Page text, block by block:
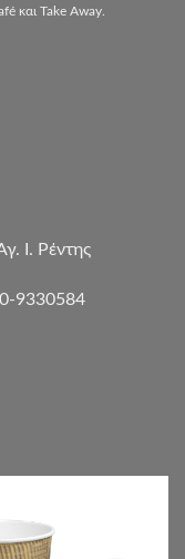
και Take Away.
Ι. Ρέντης
9330584